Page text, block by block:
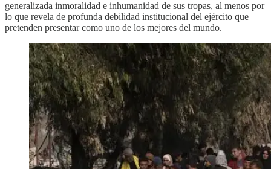
generalizada inmoralidad e inhumanidad de sus tropas, al menos por
lo que revela de profunda debilidad institucional del ejército que
pretenden presentar como uno de los mejores del mundo.